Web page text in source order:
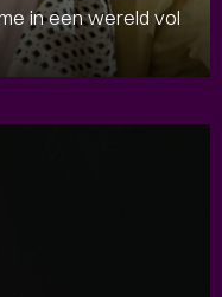
in een wereld vol